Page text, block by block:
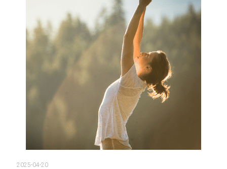
2025-04-20